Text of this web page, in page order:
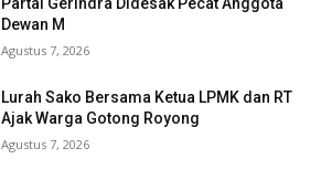
Dewan M
Agustus 7, 2026
Lurah Sako Bersama Ketua LPMK dan RT
Ajak Warga Gotong Royong
Agustus 7, 2026